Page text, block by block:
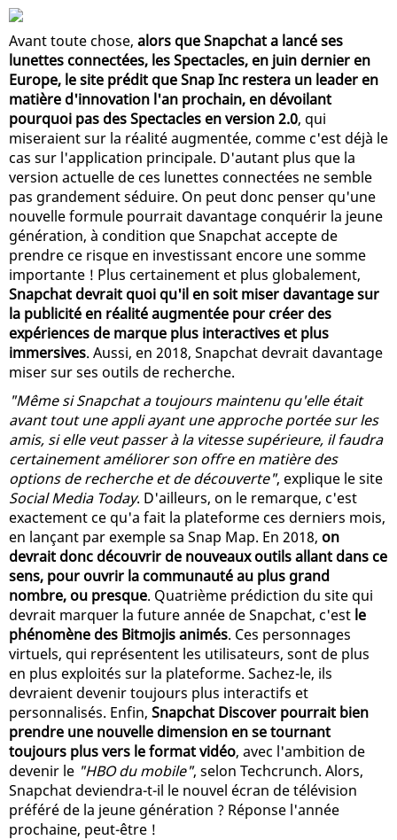
Avant toute chose, alors que Snapchat a lancé ses
lunettes connectées, les Spectacles, en juin dernier en
Europe, le site prédit que Snap Inc restera un leader en
matière d'innovation l'an prochain, en dévoilant
pourquoi pas des Spectacles en version 2.0, qui
miseraient sur la réalité augmentée, comme c'est déjà le
cas sur l'application principale. D'autant plus que la
version actuelle de ces lunettes connectées ne semble
pas grandement séduire. On peut donc penser qu'une
nouvelle formule pourrait davantage conquérir la jeune
génération, à condition que Snapchat accepte de
prendre ce risque en investissant encore une somme
importante ! Plus certainement et plus globalement,
Snapchat devrait quoi qu'il en soit miser davantage sur
la publicité en réalité augmentée pour créer des
expériences de marque plus interactives et plus
immersives. Aussi, en 2018, Snapchat devrait davantage
miser sur ses outils de recherche.
"Même si Snapchat a toujours maintenu qu'elle était
avant tout une appli ayant une approche portée sur les
amis, si elle veut passer à la vitesse supérieure, il faudra
certainement améliorer son offre en matière des
options de recherche et de découverte", explique le site
Social Media Today. D'ailleurs, on le remarque, c'est
exactement ce qu'a fait la plateforme ces derniers mois,
en lançant par exemple sa Snap Map. En 2018, on
devrait donc découvrir de nouveaux outils allant dans ce
sens, pour ouvrir la communauté au plus grand
nombre, ou presque. Quatrième prédiction du site qui
devrait marquer la future année de Snapchat, c'est le
phénomène des Bitmojis animés. Ces personnages
virtuels, qui représentent les utilisateurs, sont de plus
en plus exploités sur la plateforme. Sachez-le, ils
devraient devenir toujours plus interactifs et
personnalisés. Enfin, Snapchat Discover pourrait bien
prendre une nouvelle dimension en se tournant
toujours plus vers le format vidéo, avec l'ambition de
devenir le "HBO du mobile", selon Techcrunch. Alors,
Snapchat deviendra-t-il le nouvel écran de télévision
préféré de la jeune génération ? Réponse l'année
prochaine, peut-être !